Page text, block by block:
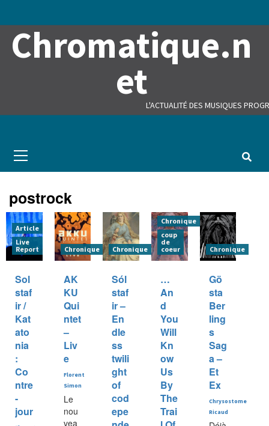
Chromatique.n
et
L'ACTUALITÉ DES MUSIQUES
Menu
postrock
Article
Live
Report
Sol
staf
ir /
Kat
ato
nia
:
Co
ntre
-
jour
Chronique
AK
KU
Qui
ntet
–
Liv
e
Florent
Simon
Le
nou
vea
Chronique
Sól
staf
ir –
En
dle
ss
twili
ght
of
cod
epe
Chronique
coup
de
coeur
…
An
d
You
Will
Kn
ow
Us
By
The
Trai
Chronique
Gö
sta
Ber
ling
s
Sag
a –
Et
Ex
Chrysostome
Ricaud